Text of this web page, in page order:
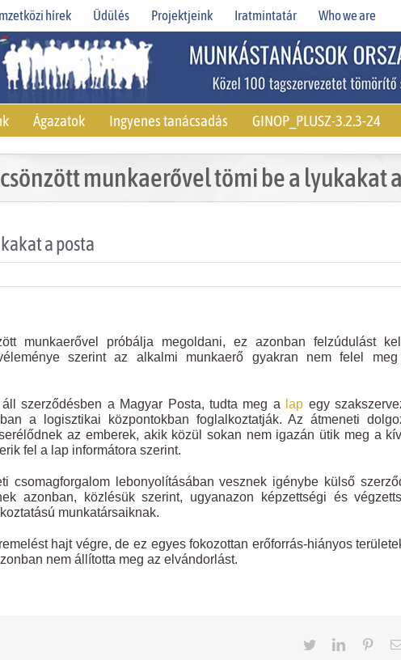
hírek Üdülés Projektjeink Iratmintatár Who we are
Ágazatok Ingyenes tanácsadás GINOP_PLUSZ-3.2.3-24
munkaerővel tömi be a lyukakat
a posta
munkaerővel próbálja megoldani, ez azonban felzúdulást
szerint az alkalmi munkaerő gyakran nem felel
szerződésben a Magyar Posta, tudta meg a lap egy
a logisztikai központokban foglalkoztatják. Az átmeneti
az emberek, akik közül sokan nem igazán ütik meg a
fel a lap informátora szerint.
lebonyolításában vesznek igénybe külső
azonban, közlésük szerint, ugyanazon képzettségi és
munkatársaiknak.
hajt végre, de ez egyes fokozottan erőforrás-hiányos
nem állította meg az elvándorlást.
TwitterLinkedIn